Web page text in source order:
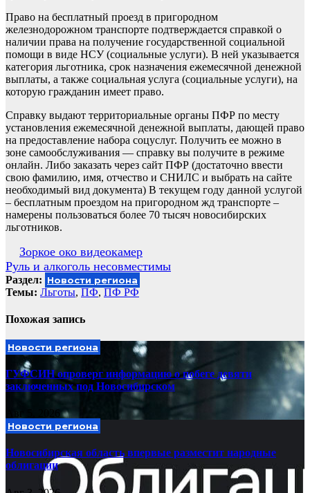
Право на бесплатный проезд в пригородном
железнодорожном транспорте подтверждается справкой о
наличии права на получение государственной социальной
помощи в виде НСУ (социальные услуги). В ней указывается
категория льготника, срок назначения ежемесячной денежной
выплаты, а также социальная услуга (социальные услуги), на
которую гражданин имеет право.
Справку выдают территориальные органы ПФР по месту
установления ежемесячной денежной выплаты, дающей право
на предоставление набора соцуслуг. Получить ее можно в
зоне самообслуживания — справку вы получите в режиме
онлайн. Либо заказать через сайт ПФР (достаточно ввести
свою фамилию, имя, отчество и СНИЛС и выбрать на сайте
необходимый вид документа) В текущем году данной услугой
– бесплатным проездом на пригородном жд транспорте –
намерены пользоваться более 70 тысяч новосибирских
льготников.
Навигация
по
записям
Зоркое око видеокамер
Руль и алкоголь несовместимы
Раздел: Новости региона
Темы: Льготы, ПФ, ПФ РФ
Похожая запись
Новости региона
ГУФСИН опроверг информацию о побеге девяти
заключенных под Новосибирском
Новости региона
Новосибирская область впервые разместит народные
облигации